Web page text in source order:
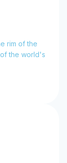
rim of the
the world's